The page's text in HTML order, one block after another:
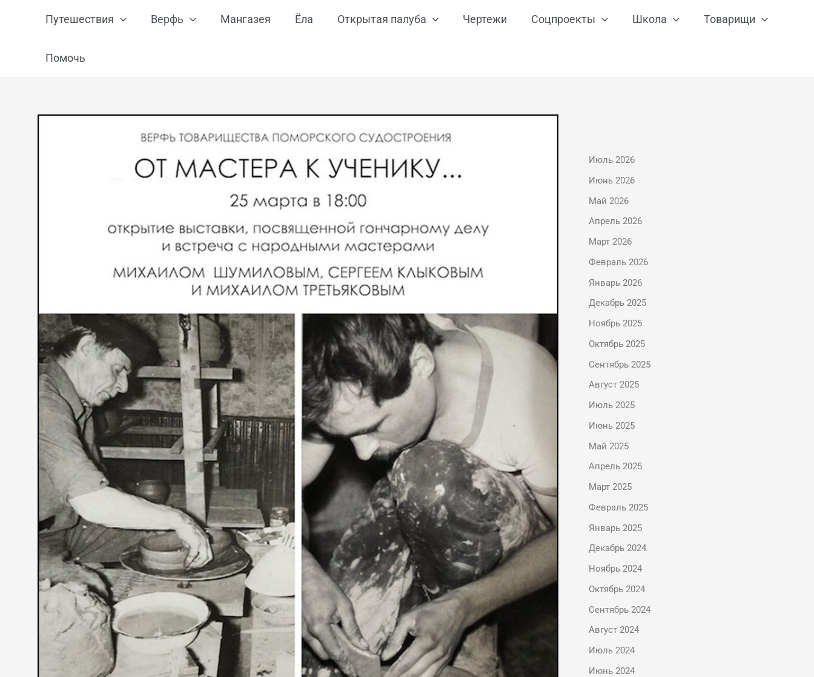
Путешествия Верфь Мангазея Ёла Открытая палуба Чертежи Соцпроекты Школа Товарищи
Помочь
Июль 2026
Июнь 2026
Май 2026
Апрель 2026
Март 2026
Февраль 2026
Январь 2026
Декабрь 2025
Ноябрь 2025
Октябрь 2025
Сентябрь 2025
Август 2025
Июль 2025
Июнь 2025
Май 2025
Апрель 2025
Март 2025
Февраль 2025
Январь 2025
Декабрь 2024
Ноябрь 2024
Октябрь 2024
Сентябрь 2024
Август 2024
Июль 2024
Июнь 2024